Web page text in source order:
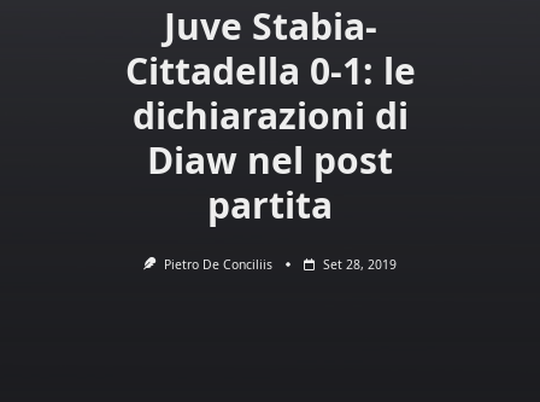
Juve Stabia-
Cittadella 0-1: le
dichiarazioni di
Diaw nel post
partita
Pietro De Conciliis Set 28, 2019